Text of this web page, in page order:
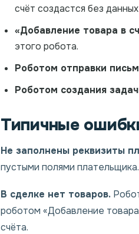
счёт создастся без
«Добавление товара в
этого робота.
Роботом отправки
Роботом создания
Типичные
Не заполнены реквизиты
пустыми полями
В сделке нет товаров.
роботом «Добавление
счёта.